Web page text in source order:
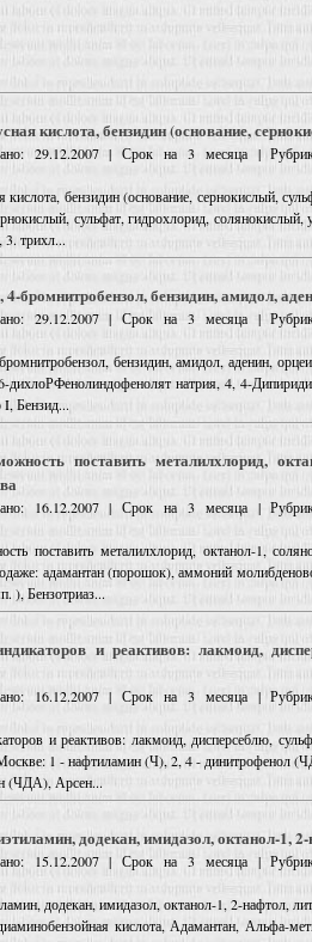
кислота, бензидин (основание,
29.12.2007 | Срок на 3 месяца |
кислота, бензидин (основание, сернокислый,
сульфат, гидрохлорид,
3. трихл...
бромнитробензол, бензидин, амидол,
29.12.2007 | Срок на 3 месяца |
бензидин, амидол, аденин,
дихлоРФенолиндофенолят натрия, 4, 4-
Бензид...
поставить металилхлорид,
16.12.2007 | Срок на 3 месяца |
поставить металилхлорид, октанол-1,
адамантан (порошок), аммоний
), Бензотриаз...
и реактивов: лакмоид,
16.12.2007 | Срок на 3 месяца |
и реактивов: лакмоид, дисперсеблю,
1 - нафтиламин (Ч), 2, 4 - динитрофенол
(ЧДА), Арсен...
додекан, имидазол, октанол-1,
15.12.2007 | Срок на 3 месяца |
додекан, имидазол, октанол-1, 2-нафтол,
кислота, Адамантан, Альфа-